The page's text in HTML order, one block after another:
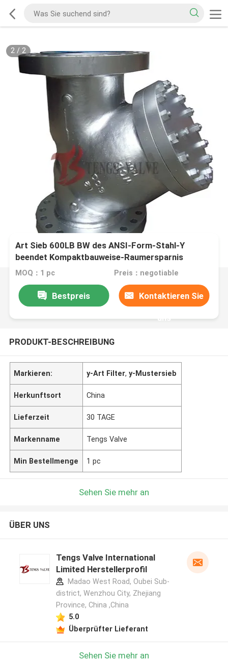
2/ 2
Art Sieb 600LB BW des ANSI-Form-Stahl-Y
beendet Kompaktbauweise-Raumersparnis
MOQ：1 pc Preis：negotiable
Bestpreis Kontaktieren Sie
uns
PRODUKT-BESCHREIBUNG
Markieren: y-Art Filter,y-Mustersieb
Herkunftsort China
Lieferzeit 30 TAGE
Markenname Tengs Valve
Min Bestellmenge 1 pc
Sehen Sie mehr an
ÜBER UNS
Tengs Valve International
Limited Herstellerprofil
Madao West Road, Oubei Sub-
district, Wenzhou City, Zhejiang
Province, China ,China
5.0
Überprüfter Lieferant
Sehen Sie mehr an